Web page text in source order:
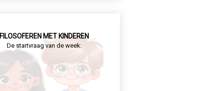
FILOSOFEREN MET KINDEREN
De startvraag van de week: